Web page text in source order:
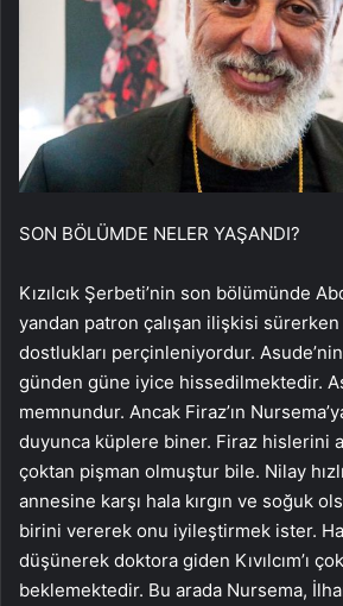
SON BÖLÜMDE NELER YAŞANDI?
Kızılcık Şerbeti’nin son bölümünde
yandan patron çalışan ilişkisi
dostlukları perçinleniyordur. Asude’nin
günden güne iyice hissedilmektedir.
memnundur. Ancak Firaz’ın
duyunca küplere biner. Firaz hislerini
çoktan pişman olmuştur bile. Nilay
annesine karşı hala kırgın ve soğuk
birini vererek onu iyileştirmek ister.
düşünerek doktora giden Kıvılcım’ı
beklemektedir. Bu arada Nursema,